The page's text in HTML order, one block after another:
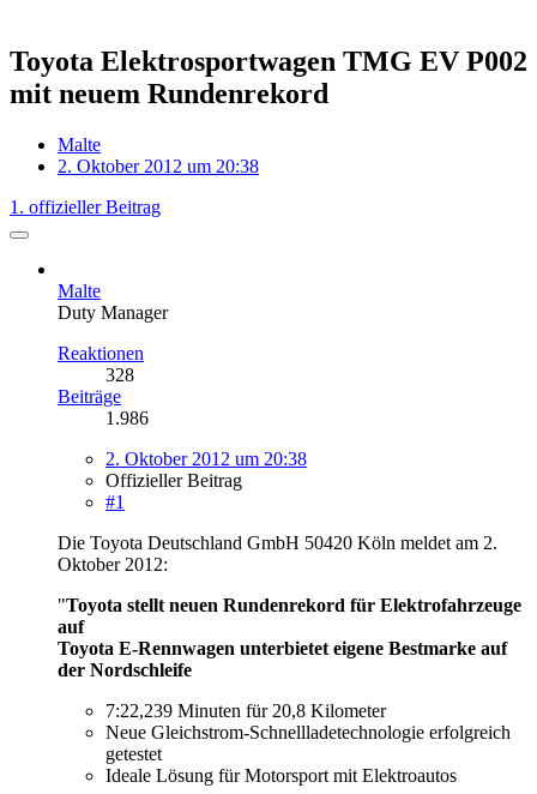
Toyota Elektrosportwagen TMG EV P002
mit neuem Rundenrekord
Malte
2. Oktober 2012 um 20:38
1. offizieller Beitrag
Malte
Duty Manager
Reaktionen
328
Beiträge
1.986
2. Oktober 2012 um 20:38
Offizieller Beitrag
#1
Die Toyota Deutschland GmbH 50420 Köln meldet am 2.
Oktober 2012:
"Toyota stellt neuen Rundenrekord für Elektrofahrzeuge
auf
Toyota E-Rennwagen unterbietet eigene Bestmarke auf
der Nordschleife
7:22,239 Minuten für 20,8 Kilometer
Neue Gleichstrom-Schnellladetechnologie erfolgreich
getestet
Ideale Lösung für Motorsport mit Elektroautos